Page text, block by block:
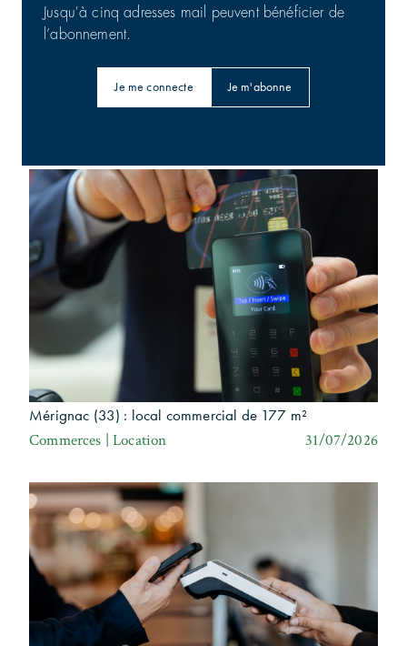
Jusqu'à cinq adresses mail peuvent bénéficier de
l’abonnement.
Je me connecte Je m'abonne
Barings : 56 800 m² en Australie
Mérignac (33) : local commercial de 177 m²
Commerces | Location 31/07/2026